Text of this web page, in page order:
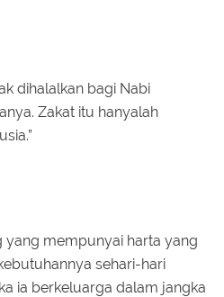
dihalalkan bagi Nabi
Zakat itu hanyalah
yang mempunyai harta yang
sehari-hari
ia berkeluarga dalam jangka